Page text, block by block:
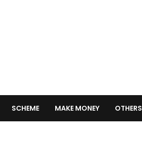
SCHEME MAKE MONEY OTHERS